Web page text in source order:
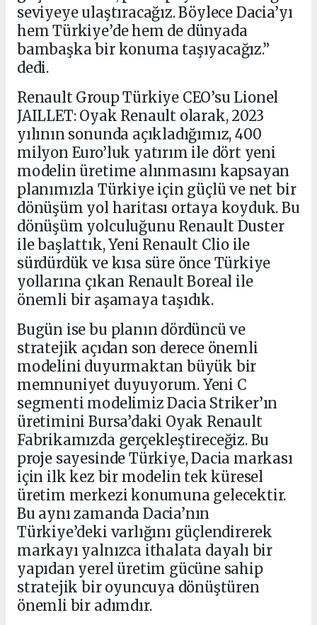
seviyeye ulaştıracağız. Böylece Dacia’yı
hem Türkiye’de hem de dünyada
bambaşka bir konuma taşıyacağız.”
dedi.
Renault Group Türkiye CEO’su Lionel
JAILLET: Oyak Renault olarak, 2023
yılının sonunda açıkladığımız, 400
milyon Euro’luk yatırım ile dört yeni
modelin üretime alınmasını kapsayan
planımızla Türkiye için güçlü ve net bir
dönüşüm yol haritası ortaya koyduk. Bu
dönüşüm yolculuğunu Renault Duster
ile başlattık, Yeni Renault Clio ile
sürdürdük ve kısa süre önce Türkiye
yollarına çıkan Renault Boreal ile
önemli bir aşamaya taşıdık.
Bugün ise bu planın dördüncü ve
stratejik açıdan son derece önemli
modelini duyurmaktan büyük bir
memnuniyet duyuyorum. Yeni C
segmenti modelimiz Dacia Striker’ın
üretimini Bursa’daki Oyak Renault
Fabrikamızda gerçekleştireceğiz. Bu
proje sayesinde Türkiye, Dacia markası
için ilk kez bir modelin tek küresel
üretim merkezi konumuna gelecektir.
Bu aynı zamanda Dacia’nın
Türkiye’deki varlığını güçlendirerek
markayı yalnızca ithalata dayalı bir
yapıdan yerel üretim gücüne sahip
stratejik bir oyuncuya dönüştüren
önemli bir adımdır.